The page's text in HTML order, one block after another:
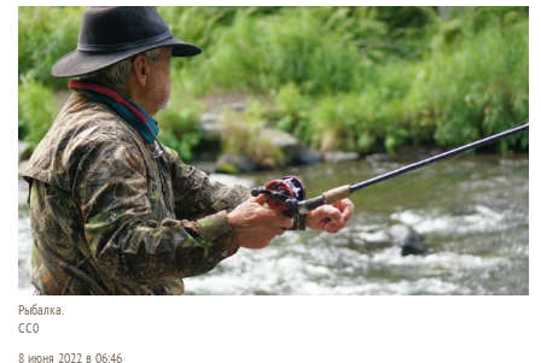
Рыбалка.
СС0
8 июня 2022 в 06:46